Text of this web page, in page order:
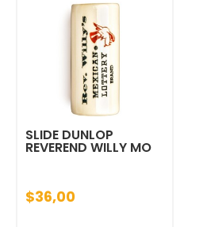
SLIDE DUNLOP
REVEREND WILLY MO
$36,00